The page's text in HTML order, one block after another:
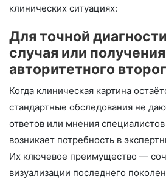
клинических ситуациях:
Для точной
случая или получения
авторитетного
Когда клиническая картина
стандартные обследования не
ответов или мнения специалистов
возникает потребность в
Их ключевое преимущество —
визуализации последнего